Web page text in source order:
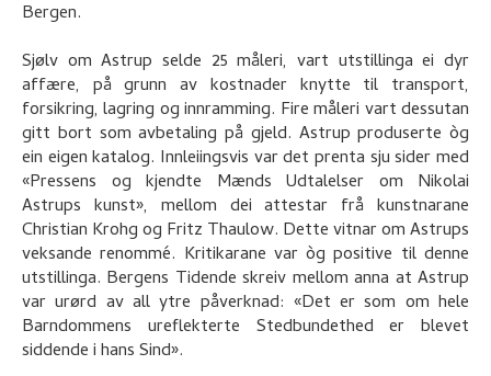
Bergen.
Sjølv om Astrup selde 25 måleri, vart utstillinga ei dyr
affære, på grunn av kostnader knytte til transport,
forsikring, lagring og innramming. Fire måleri vart dessutan
gitt bort som avbetaling på gjeld. Astrup produserte òg
ein eigen katalog. Innleiingsvis var det prenta sju sider med
«Pressens og kjendte Mænds Udtalelser om Nikolai
Astrups kunst», mellom dei attestar frå kunstnarane
Christian Krohg og Fritz Thaulow. Dette vitnar om Astrups
veksande renommé. Kritikarane var òg positive til denne
utstillinga. Bergens Tidende skreiv mellom anna at Astrup
var urørd av all ytre påverknad: «Det er som om hele
Barndommens ureflekterte Stedbundethed er blevet
siddende i hans Sind».